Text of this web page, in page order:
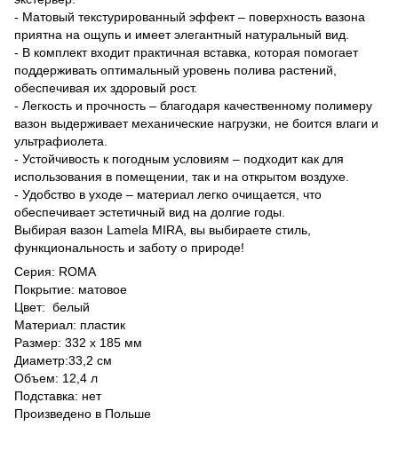
- Матовый текстурированный эффект – поверхность вазона
приятна на ощупь и имеет элегантный натуральный вид.
- В комплект входит практичная вставка, которая помогает
поддерживать оптимальный уровень полива растений,
обеспечивая их здоровый рост.
- Легкость и прочность – благодаря качественному полимеру
вазон выдерживает механические нагрузки, не боится влаги и
ультрафиолета.
- Устойчивость к погодным условиям – подходит как для
использования в помещении, так и на открытом воздухе.
- Удобство в уходе – материал легко очищается, что
обеспечивает эстетичный вид на долгие годы.
Выбирая вазон Lamela MIRA, вы выбираете стиль,
функциональность и заботу о природе!
Серия: ROMA
Покрытие: матовое
Цвет: белый
Материал: пластик
Размер: 332 х 185 мм
Диаметр:33,2 см
Объем: 12,4 л
Подставка: нет
Произведено в Польше